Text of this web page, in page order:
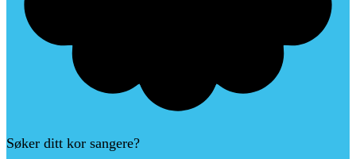
Søker ditt kor sangere?